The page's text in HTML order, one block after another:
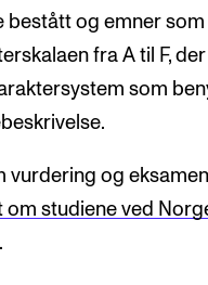
bestått og emner som
fra A til F, der
som
vurdering og
om studiene ved